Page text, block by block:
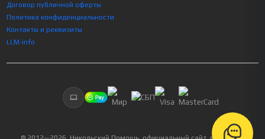
Договор публичной оферты
Политика конфиденциальности
Контакты и реквизиты
LLM-info